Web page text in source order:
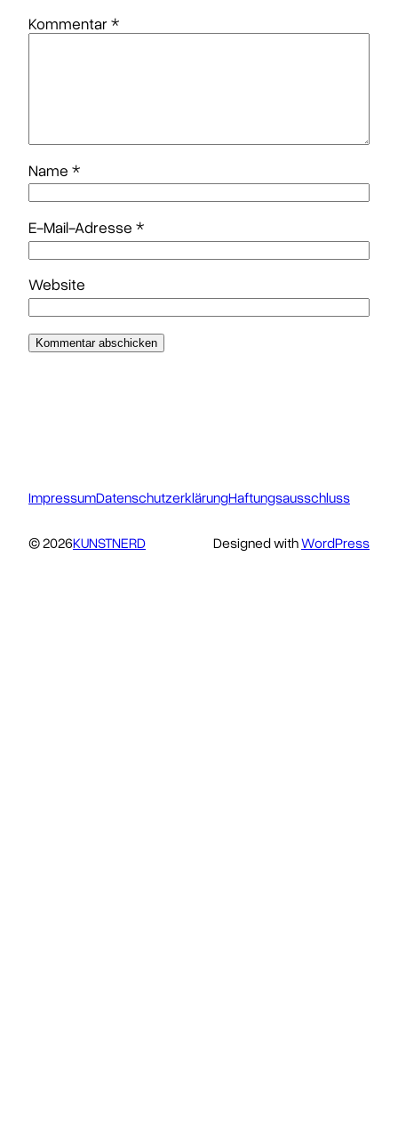
Kommentar*
Name *
E-Mail-Adresse *
Website
ImpressumDatenschutzerklärungHaftungsausschluss
© 2026KUNSTNERD Designed withWordPress